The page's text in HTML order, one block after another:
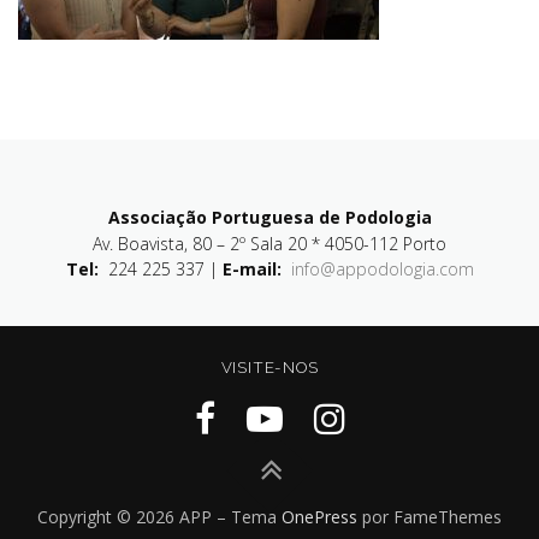
Associação Portuguesa de Podologia
Av. Boavista, 80 – 2º Sala 20 * 4050-112 Porto
Tel: 224 225 337 | E-mail: info@appodologia.com
VISITE-NOS
Copyright © 2026 APP – Tema OnePress por FameThemes